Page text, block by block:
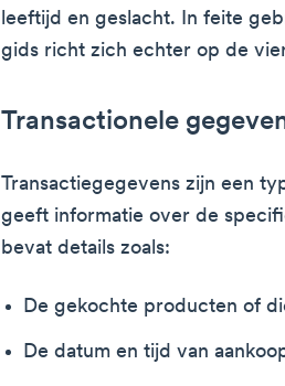
leeftijd en geslacht. In feite
gids richt zich echter op de
Transactionele
Transactiegegevens zijn een
geeft informatie over de
bevat details zoals:
De gekochte producten of
De datum en tijd van